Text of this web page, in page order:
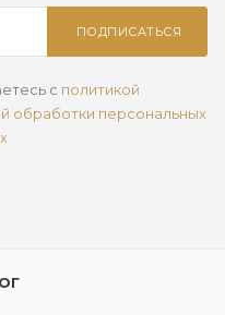
ПОДПИСАТЬСЯ
с политикой
обработки персональных